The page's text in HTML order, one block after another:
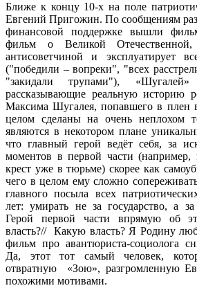
Ближе к концу 10-х на поле
Евгений Пригожин. По сообщениям
финансовой поддержке вышли
фильм о Великой Отечественной,
антисоветчиной и эксплуатирует
("победили – вопреки", "всех
"закидали трупами"),
рассказывающие реальную историю
Максима Шугалея, попавшего в плен
целом сделаны на очень неплохом
являются в некотором плане
что главный герой ведёт себя, за
моментов в первой части (например,
крест уже в тюрьме) скорее как
чего в целом ему сложно
главного посыла всех
лет: умирать не за государство, а
Герой первой части впрямую об
власть?// Какую власть? Я Родину
фильм про авантюриста-социолога
Да, этот тот самый человек,
отвратную «Зою», разгромленную
похожими мотивами.